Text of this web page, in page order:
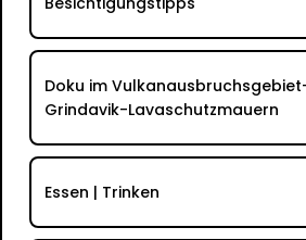
Doku im
Grindavik-Lavaschutzmauern
Essen | Trinken